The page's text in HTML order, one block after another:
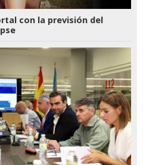
con la previsión del